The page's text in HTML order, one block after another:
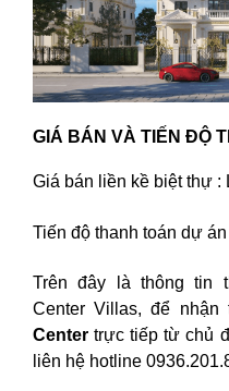
GIÁ BÁN VÀ TIẾN ĐỘ
Giá bán liền kề biệt thự :
Tiến độ thanh toán dự
Trên đây là thông tin
Center Villas, để
Center trực tiếp từ chủ
liên hệ hotline